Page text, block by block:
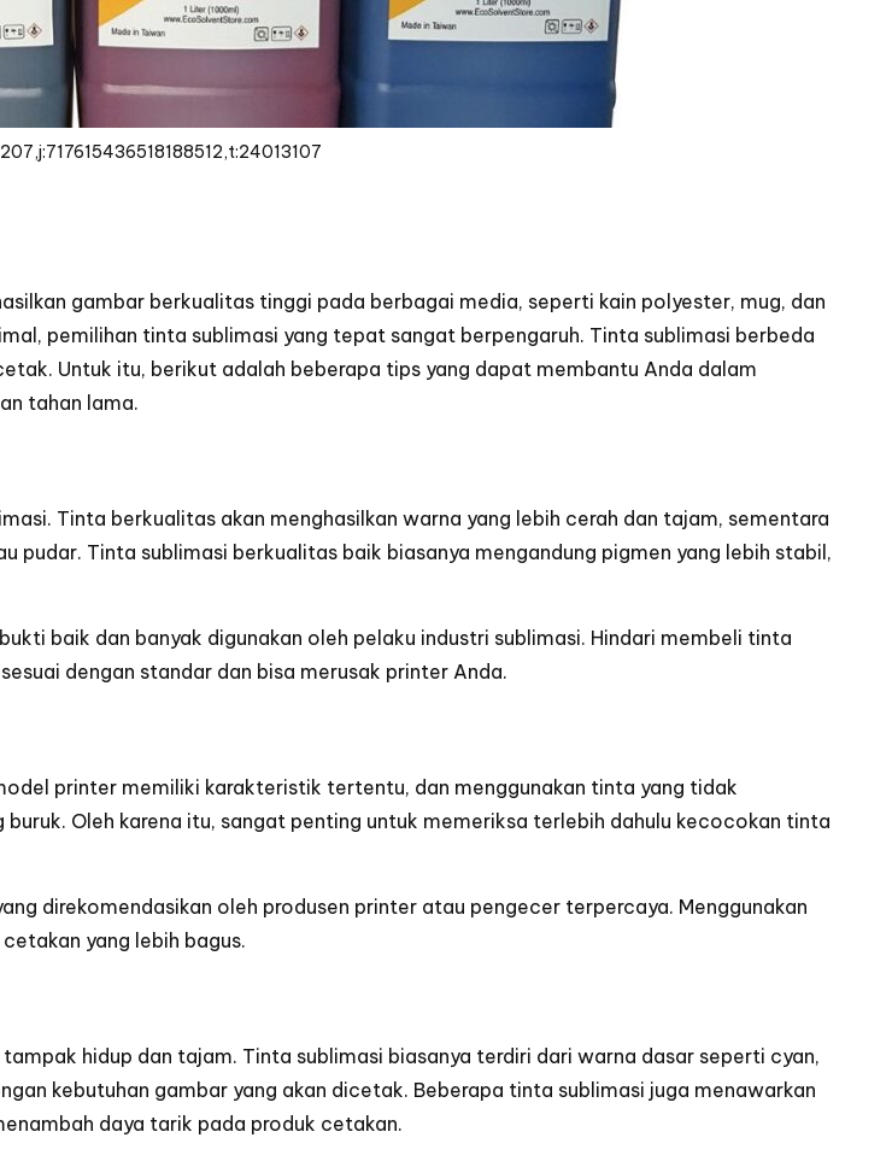
gambar berkualitas tinggi pada berbagai media, seperti kain polyester, mug, dan
pemilihan tinta sublimasi yang tepat sangat berpengaruh. Tinta sublimasi berbeda
Untuk itu, berikut adalah beberapa tips yang dapat membantu Anda dalam
tahan lama.
Tinta berkualitas akan menghasilkan warna yang lebih cerah dan tajam, sementara
pudar. Tinta sublimasi berkualitas baik biasanya mengandung pigmen yang lebih stabil,
baik dan banyak digunakan oleh pelaku industri sublimasi. Hindari membeli tinta
dengan standar dan bisa merusak printer Anda.
printer memiliki karakteristik tertentu, dan menggunakan tinta yang tidak
Oleh karena itu, sangat penting untuk memeriksa terlebih dahulu kecocokan tinta
direkomendasikan oleh produsen printer atau pengecer terpercaya. Menggunakan
yang lebih bagus.
hidup dan tajam. Tinta sublimasi biasanya terdiri dari warna dasar seperti cyan,
kebutuhan gambar yang akan dicetak. Beberapa tinta sublimasi juga menawarkan
daya tarik pada produk cetakan.